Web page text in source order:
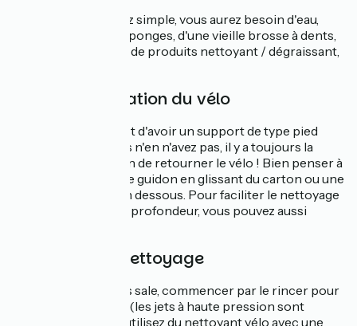
Pour cela, c'est assez simple, vous aurez besoin d'eau,
d'une ou plusieurs éponges, d'une vieille brosse à dents,
d'un chiffon propre, de produits nettoyant / dégraissant,
1ère étape : fixation du vélo
Le plus pratique c'est d'avoir un support de type pied
d'atelier, mais si vous n'en n'avez pas, il y a toujours la
bonne vielle solution de retourner le vélo ! Bien penser à
protéger la selle et le guidon en glissant du carton ou une
vieille couverture en dessous. Pour faciliter le nettoyage
et pour aller plus en profondeur, vous pouvez aussi
2ème étape : nettoyage
Si votre vélo est très sale, commencer par le rincer pour
enlever le plus gros (les jets à haute pression sont
proscrits). Ensuite, utilisez du nettoyant vélo avec une